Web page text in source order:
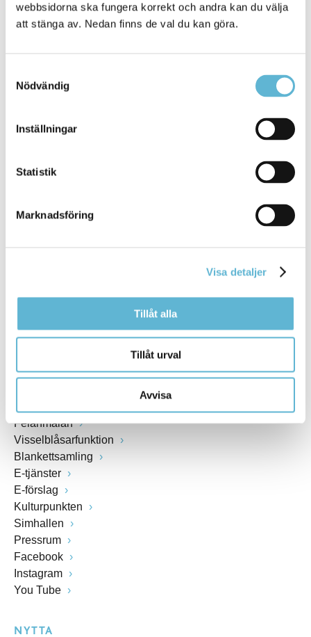
webbsidorna ska fungera korrekt och andra kan du välja
att stänga av. Nedan finns de val du kan göra.
Nödvändig
Inställningar
Statistik
Marknadsföring
Visa detaljer
Tillåt alla
Tillåt urval
Avvisa
Kommunhuset, Storgatan 48
E-post
Webbadress
SNABBVAL
Öppettider växel och reception i kommunhuset
Felanmälan
Visselblåsarfunktion
Blankettsamling
E-tjänster
E-förslag
Kulturpunkten
Simhallen
Pressrum
Facebook
Instagram
You Tube
NYTTA